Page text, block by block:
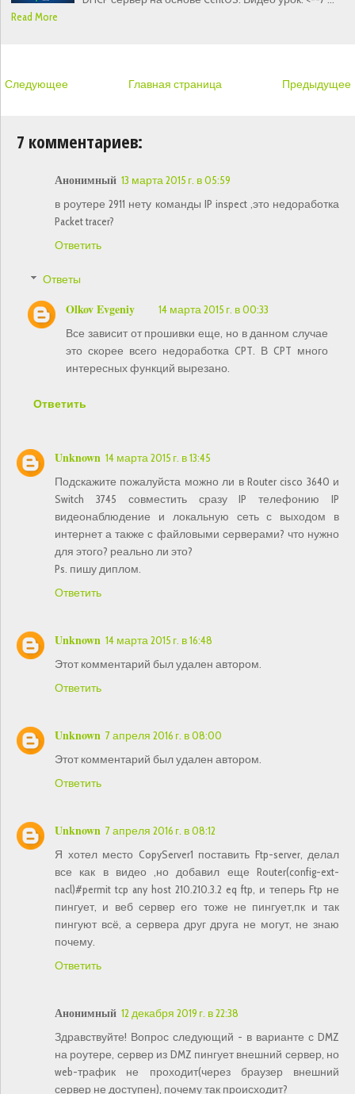
Read More
Следующее Предыдущее
Главная страница
7 комментариев:
Анонимный 13 марта 2015 г. в 05:59
в роутере 2911 нету команды IP inspect ,это недоработка
Packet tracer?
Ответить
Ответы
Olkov Evgeniy
14 марта 2015 г. в 00:33
Все зависит от прошивки еще, но в данном случае
это скорее всего недоработка CPT. В CPT много
интересных функций вырезано.
Ответить
Unknown 14 марта 2015 г. в 13:45
Подскажите пожалуйста можно ли в Router cisco 3640 и
Switch 3745 совместить сразу IP телефонию IP
видеонаблюдение и локальную сеть с выходом в
интернет а также с файловыми серверами? что нужно
для этого? реально ли это?
Ps. пишу диплом.
Ответить
Unknown 14 марта 2015 г. в 16:48
Этот комментарий был удален автором.
Ответить
Unknown 7 апреля 2016 г. в 08:00
Этот комментарий был удален автором.
Ответить
Unknown 7 апреля 2016 г. в 08:12
Я хотел место CopyServer1 поставить Ftp-server, делал
все как в видео ,но добавил еще Router(config-ext-
nacl)#permit tcp any host 210.210.3.2 eq ftp, и теперь Ftp не
пингует, и веб сервер его тоже не пингует,пк и так
пингуют всё, а сервера друг друга не могут, не знаю
почему.
Ответить
Анонимный 12 декабря 2019 г. в 22:38
Здравствуйте! Вопрос следующий - в варианте с DMZ
на роутере, сервер из DMZ пингует внешний сервер, но
web-трафик не проходит(через браузер внешний
сервер не доступен), почему так происходит?